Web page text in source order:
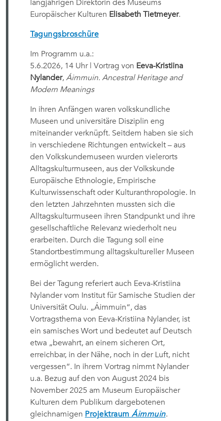
langjährigen Direktorin des Museums
Europäischer Kulturen Elisabeth Tietmeyer.
Tagungsbroschüre
Im Programm u.a.:
5.6.2026, 14 Uhr | Vortrag von Eeva-Kristiina
Nylander, Áimmuin. Ancestral Heritage and
Modern Meanings
In ihren Anfängen waren volkskundliche
Museen und universitäre Disziplin eng
miteinander verknüpft. Seitdem haben sie sich
in verschiedene Richtungen entwickelt – aus
den Volkskundemuseen wurden vielerorts
Alltagskulturmuseen, aus der Volkskunde
Europäische Ethnologie, Empirische
Kulturwissenschaft oder Kulturanthropologie. In
den letzten Jahrzehnten mussten sich die
Alltagskulturmuseen ihren Standpunkt und ihre
gesellschaftliche Relevanz wiederholt neu
erarbeiten. Durch die Tagung soll eine
Standortbestimmung alltagskultureller Museen
ermöglicht werden.
Bei der Tagung referiert auch Eeva-Kristiina
Nylander vom Institut für Samische Studien der
Universität Oulu. „Áimmuin“, das
Vortragsthema von Eeva-Kristiina Nylander, ist
ein samisches Wort und bedeutet auf Deutsch
etwa „bewahrt, an einem sicheren Ort,
erreichbar, in der Nähe, noch in der Luft, nicht
vergessen“. In ihrem Vortrag nimmt Nylander
u.a. Bezug auf den von August 2024 bis
November 2025 am Museum Europäischer
Kulturen dem Publikum dargebotenen
gleichnamigen Projektraum Áimmuin.